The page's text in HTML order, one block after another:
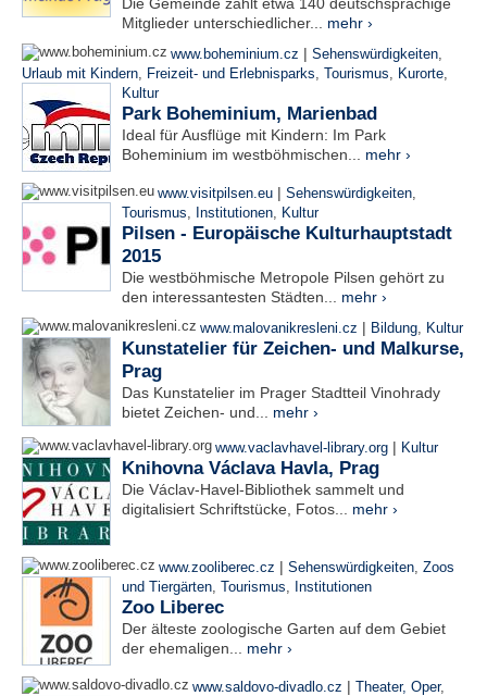
Mitglieder unterschiedlicher... mehr ›
www.boheminium.cz | Sehenswürdigkeiten,
Urlaub mit Kindern, Freizeit- und Erlebnisparks, Tourismus, Kurorte,
Kultur
Park Boheminium, Marienbad
Ideal für Ausflüge mit Kindern: Im Park
Boheminium im westböhmischen... mehr ›
www.visitpilsen.eu | Sehenswürdigkeiten,
Tourismus, Institutionen, Kultur
Pilsen - Europäische Kulturhauptstadt
2015
Die westböhmische Metropole Pilsen gehört zu
den interessantesten Städten... mehr ›
www.malovanikresleni.cz | Bildung, Kultur
Kunstatelier für Zeichen- und Malkurse,
Prag
Das Kunstatelier im Prager Stadtteil Vinohrady
bietet Zeichen- und... mehr ›
www.vaclavhavel-library.org | Kultur
Knihovna Václava Havla, Prag
Die Václav-Havel-Bibliothek sammelt und
digitalisiert Schriftstücke, Fotos... mehr ›
www.zooliberec.cz | Sehenswürdigkeiten, Zoos
und Tiergärten, Tourismus, Institutionen
Zoo Liberec
Der älteste zoologische Garten auf dem Gebiet
der ehemaligen... mehr ›
www.saldovo-divadlo.cz | Theater, Oper,